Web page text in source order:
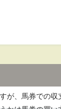
が、馬券での収